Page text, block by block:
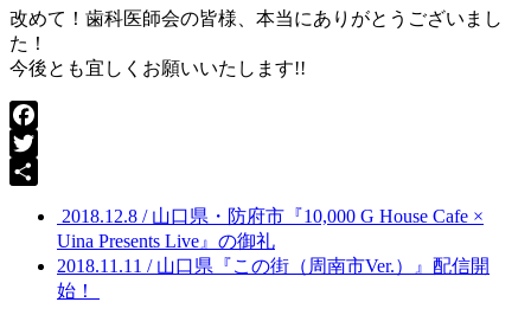
改めて！歯科医師会の皆様、本当にありがとうございまし
た！
今後とも宜しくお願いいたします!!
Facebook
Twitter
2018.12.8 / 山口県・防府市『10,000 G House Cafe ×
Uina Presents Live』の御礼
2018.11.11 / 山口県『この街（周南市Ver.）』配信開
始！